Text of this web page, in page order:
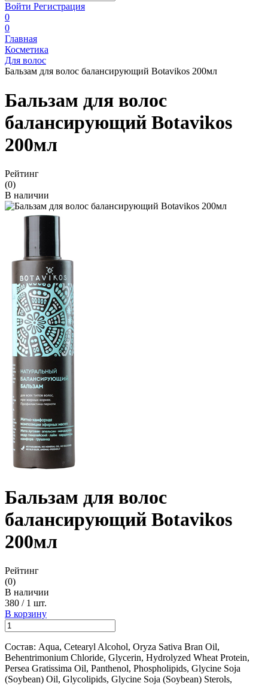
Войти Регистрация
0
0
Главная
Косметика
Для волос
Бальзам для волос балансирующий Botavikos 200мл
Бальзам для волос
балансирующий Botavikos
200мл
Рейтинг
(0)
В наличии
Бальзам для волос
балансирующий Botavikos
200мл
Рейтинг
(0)
В наличии
380 / 1 шт.
В корзину
Состав: Aqua, Cetearyl Alcohol, Oryza Sativa Bran Oil,
Behentrimonium Chloride, Glycerin, Hydrolyzed Wheat Protein,
Persea Gratissima Oil, Panthenol, Phospholipids, Glycine Soja
(Soybean) Oil, Glycolipids, Glycine Soja (Soybean) Sterols,